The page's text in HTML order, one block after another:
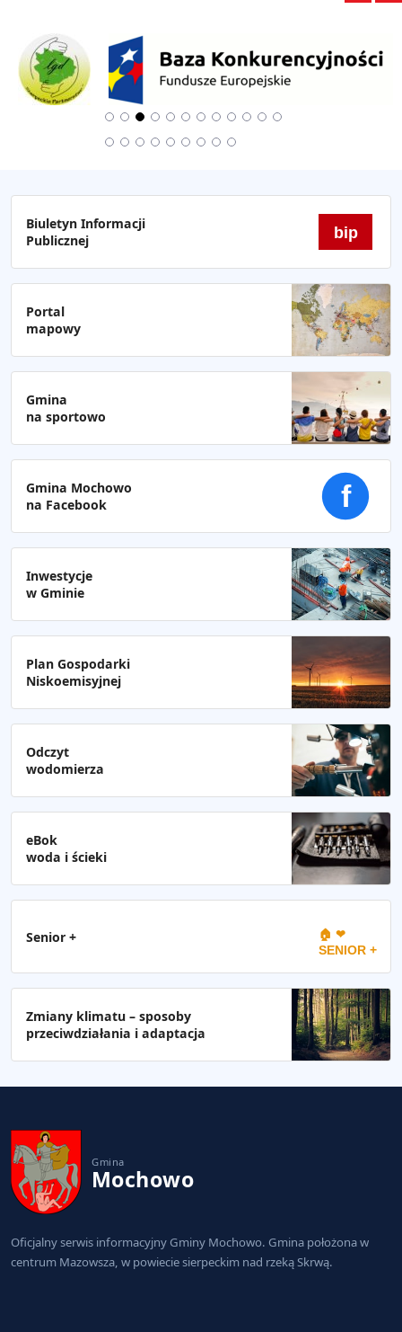
Biuletyn Informacji
Publicznej
bip
Portal
mapowy
Gmina
na sportowo
Gmina Mochowo
na Facebook
f
Inwestycje
w Gminie
Plan Gospodarki
Niskoemisyjnej
Odczyt
wodomierza
eBok
woda i ścieki
Senior + 🏠 ❤
SENIOR +
Zmiany klimatu – sposoby
przeciwdziałania i adaptacja
Gmina
Mochowo
Oficjalny serwis informacyjny Gminy Mochowo. Gmina położona w
centrum Mazowsza, w powiecie sierpeckim nad rzeką Skrwą.